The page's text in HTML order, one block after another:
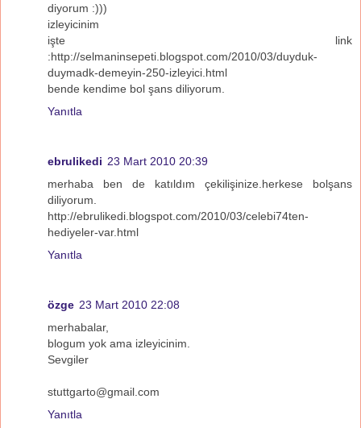
diyorum :)))
izleyicinim
işte link
:http://selmaninsepeti.blogspot.com/2010/03/duyduk-
duymadk-demeyin-250-izleyici.html
bende kendime bol şans diliyorum.
Yanıtla
ebrulikedi 23 Mart 2010 20:39
merhaba ben de katıldım çekilişinize.herkese bolşans
diliyorum.
http://ebrulikedi.blogspot.com/2010/03/celebi74ten-
hediyeler-var.html
Yanıtla
özge 23 Mart 2010 22:08
merhabalar,
blogum yok ama izleyicinim.
Sevgiler
stuttgarto@gmail.com
Yanıtla